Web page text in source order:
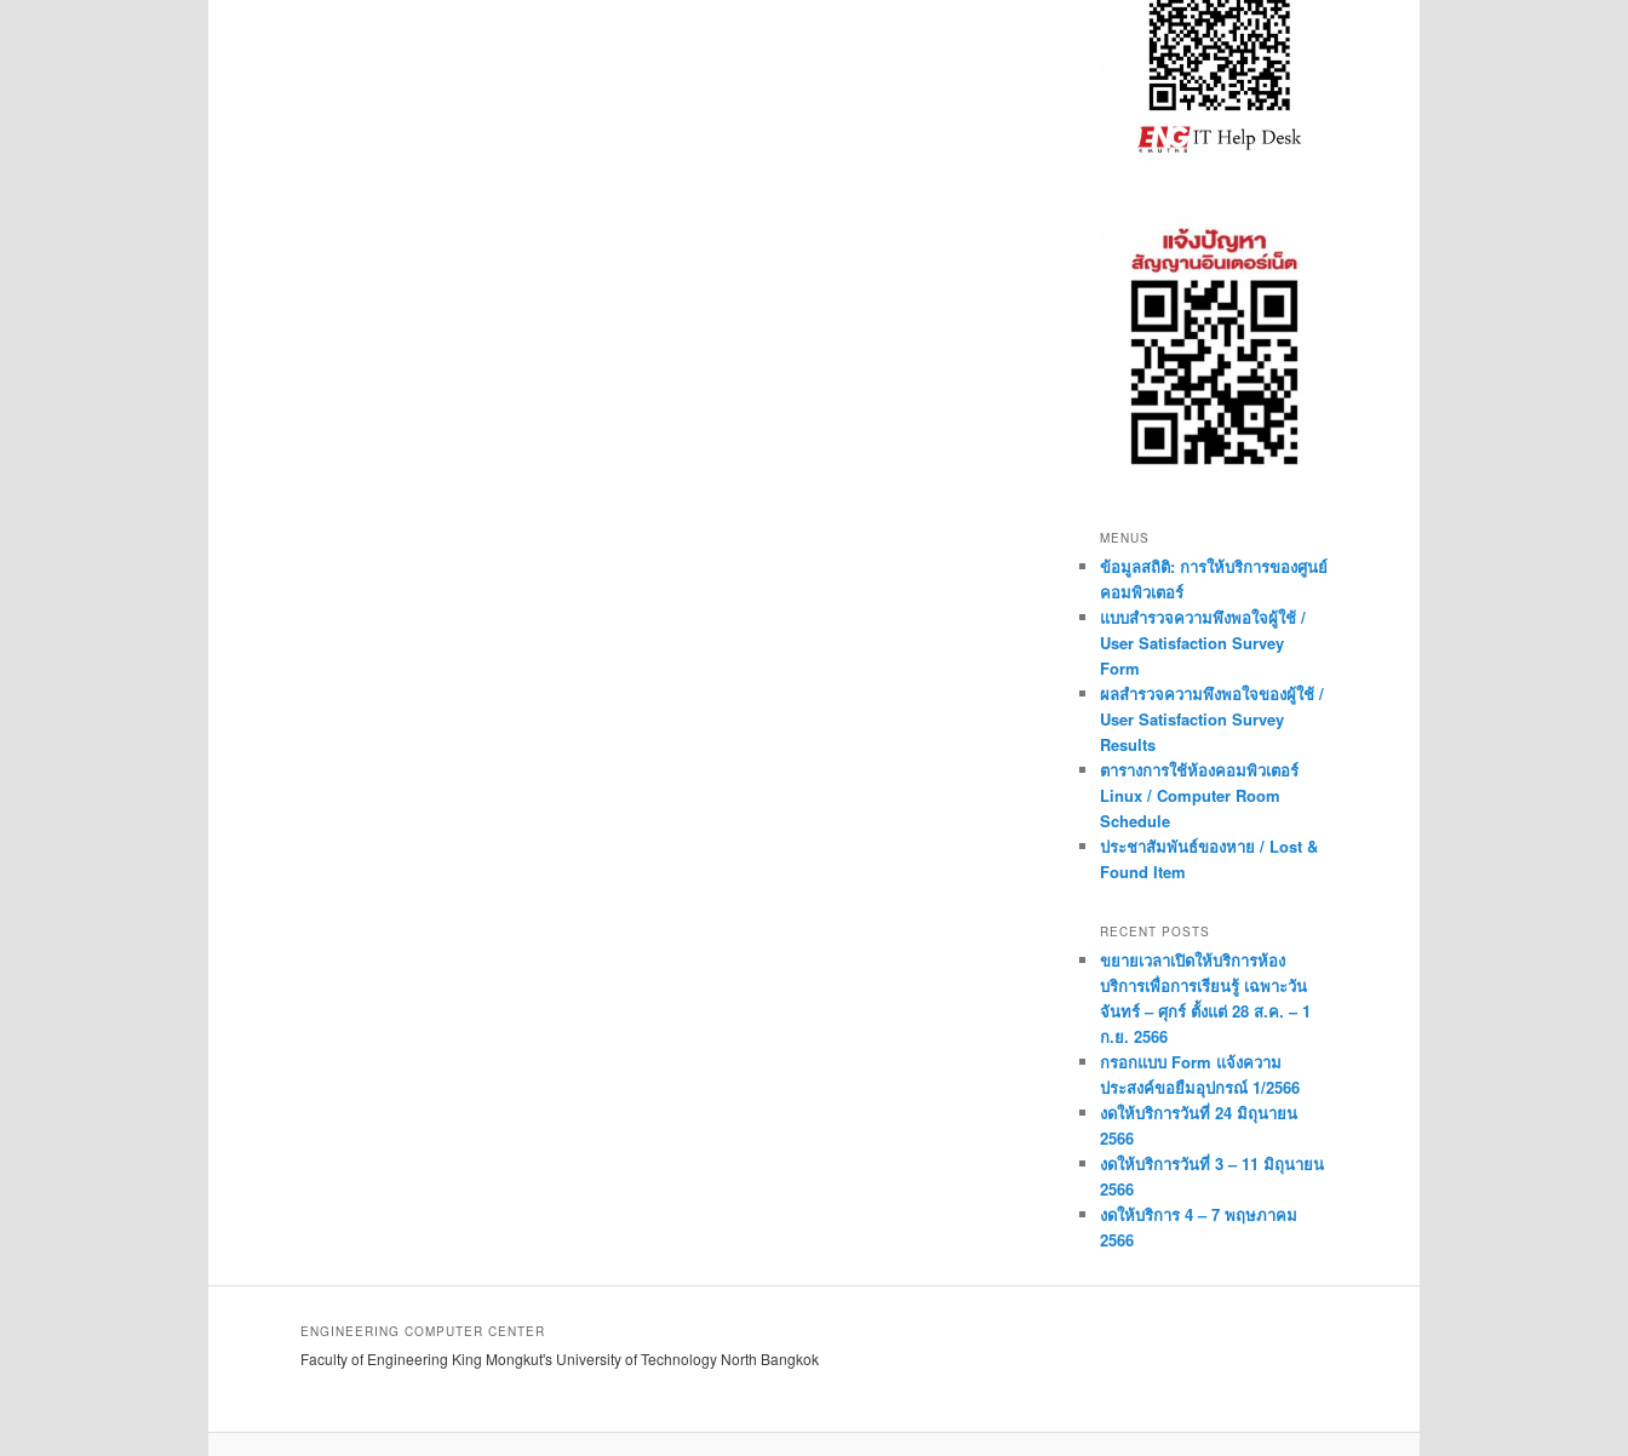
MENUS
ข้อมูลสถิติ: การให้บริการของศูนย์
คอมพิวเตอร์
แบบสำรวจความพึงพอใจผู้ใช้ /
User Satisfaction Survey
Form
ผลสำรวจความพึงพอใจของผู้ใช้ /
User Satisfaction Survey
Results
ตารางการใช้ห้องคอมพิวเตอร์
Linux / Computer Room
Schedule
ประชาสัมพันธ์ของหาย / Lost &
Found Item
RECENT POSTS
ขยายเวลาเปิดให้บริการห้อง
บริการเพื่อการเรียนรู้ เฉพาะวัน
จันทร์ – ศุกร์ ตั้งแต่ 28 ส.ค. – 1
ก.ย. 2566
กรอกแบบ Form แจ้งความ
ประสงค์ขอยืมอุปกรณ์ 1/2566
งดให้บริการวันที่ 24 มิถุนายน
2566
งดให้บริการวันที่ 3 – 11 มิถุนายน
2566
งดให้บริการ 4 – 7 พฤษภาคม
2566
ENGINEERING COMPUTER CENTER
Faculty of Engineering King Mongkut's University of Technology North Bangkok